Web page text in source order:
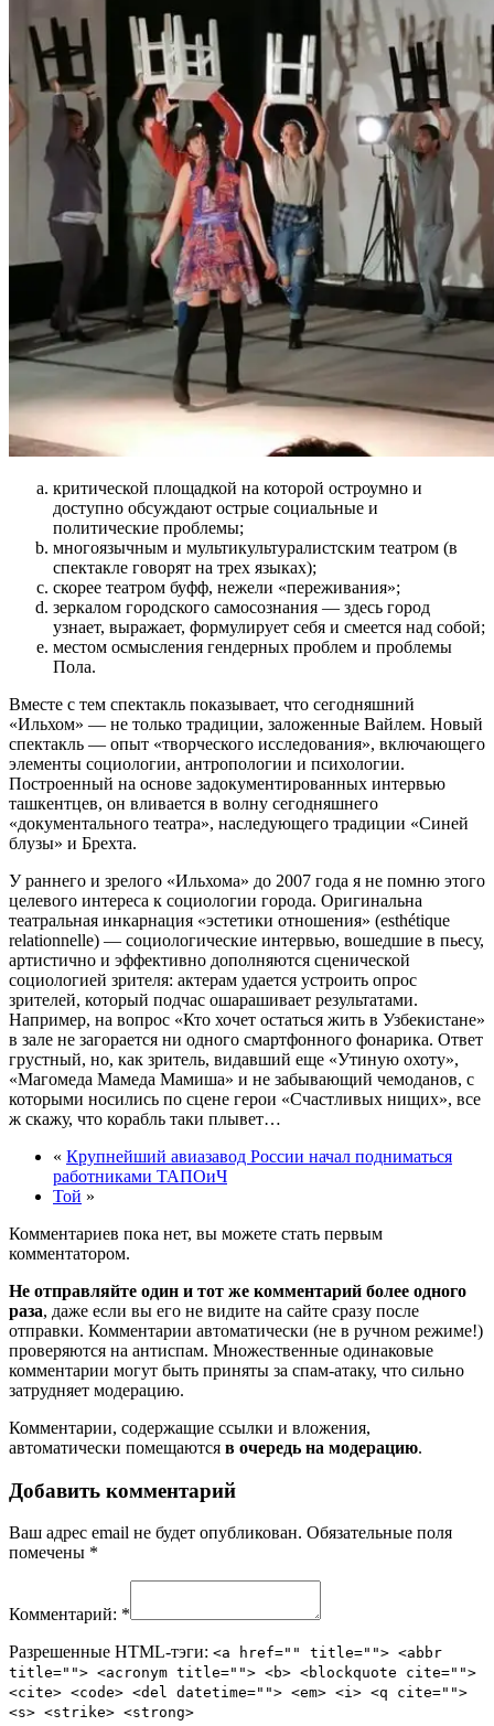
критической площадкой на которой остроумно и
доступно обсуждают острые социальные и
политические проблемы;
многоязычным и мультикультуралистским театром (в
спектакле говорят на трех языках);
скорее театром буфф, нежели «переживания»;
зеркалом городского самосознания — здесь город
узнает, выражает, формулирует себя и смеется над собой;
местом осмысления гендерных проблем и проблемы
Пола.
Вместе с тем спектакль показывает, что сегодняшний
«Ильхом» — не только традиции, заложенные Вайлем. Новый
спектакль — опыт «творческого исследования», включающего
элементы социологии, антропологии и психологии.
Построенный на основе задокументированных интервью
ташкентцев, он вливается в волну сегодняшнего
«документального театра», наследующего традиции «Синей
блузы» и Брехта.
У раннего и зрелого «Ильхома» до 2007 года я не помню этого
целевого интереса к социологии города. Оригинальна
театральная инкарнация «эстетики отношения» (esthétique
relationnelle) — социологические интервью, вошедшие в пьесу,
артистично и эффективно дополняются сценической
социологией зрителя: актерам удается устроить опрос
зрителей, который подчас ошарашивает результатами.
Например, на вопрос «Кто хочет остаться жить в Узбекистане»
в зале не загорается ни одного смартфонного фонарика. Ответ
грустный, но, как зритель, видавший еще «Утиную охоту»,
«Магомеда Мамеда Мамиша» и не забывающий чемоданов, с
которыми носились по сцене герои «Счастливых нищих», все
ж скажу, что корабль таки плывет…
« Крупнейший авиазавод России начал подниматься
работниками ТАПОиЧ
Той »
Комментариев пока нет, вы можете стать первым
комментатором.
Не отправляйте один и тот же комментарий более одного
раза, даже если вы его не видите на сайте сразу после
отправки. Комментарии автоматически (не в ручном режиме!)
проверяются на антиспам. Множественные одинаковые
комментарии могут быть приняты за спам-атаку, что сильно
затрудняет модерацию.
Комментарии, содержащие ссылки и вложения,
автоматически помещаются в очередь на модерацию.
Добавить комментарий
Ваш адрес email не будет опубликован. Обязательные поля
помечены *
Комментарий: *
Разрешенные HTML-тэги: <a href="" title=""> <abbr
title=""> <acronym title=""> <b> <blockquote cite="">
<cite> <code> <del datetime=""> <em> <i> <q cite="">
<s> <strike> <strong>